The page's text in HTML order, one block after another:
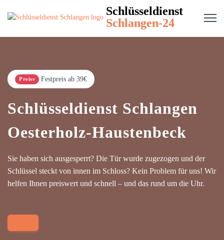
Schlüsseldienst
Schlangen-24
Preise Festpreis ab 39€
Schlüsseldienst Schlangen
Oesterholz-Haustenbeck
Sie haben sich ausgesperrt? Die Tür wurde zugezogen und der
Schlüssel steckt von innen im Schloss? Kein Problem für uns! Wir
helfen Ihnen preiswert und schnell – und das rund um die Uhr.